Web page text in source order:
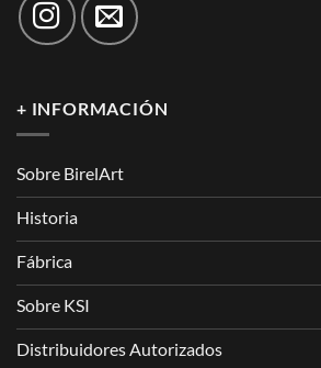
+ INFORMACIÓN
Sobre BirelArt
Historia
Fábrica
Sobre KSI
Distribuidores Autorizados